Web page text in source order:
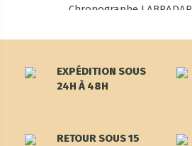
Chronographe LABRADAR
EXPÉDITION SOUS
24H À 48H
RETOUR SOUS 15